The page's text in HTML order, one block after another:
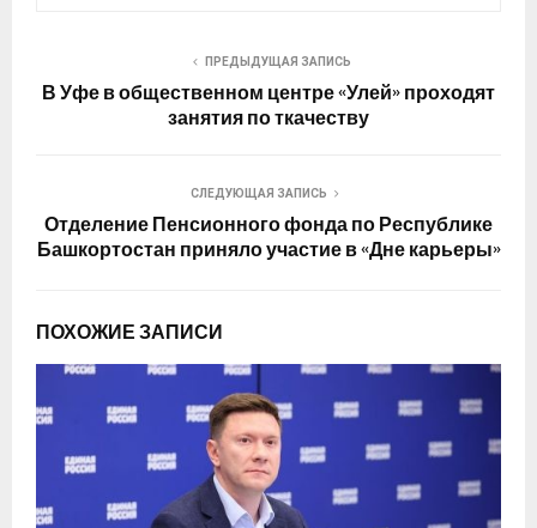
ПРЕДЫДУЩАЯ ЗАПИСЬ
В Уфе в общественном центре «Улей» проходят
занятия по ткачеству
СЛЕДУЮЩАЯ ЗАПИСЬ
Отделение Пенсионного фонда по Республике
Башкортостан приняло участие в «Дне карьеры»
ПОХОЖИЕ ЗАПИСИ